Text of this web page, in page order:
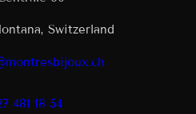
Switzerland
481 18 54